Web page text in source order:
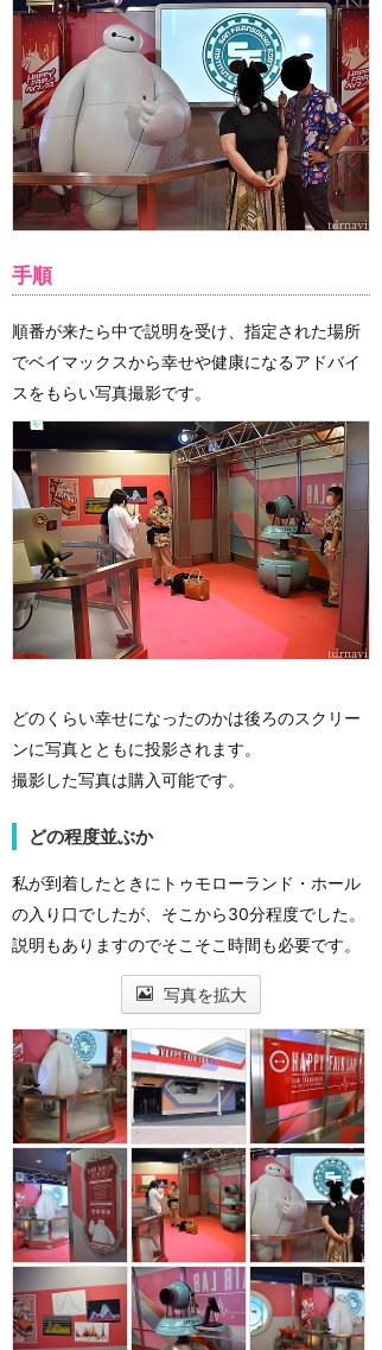
手順
順番が来たら中で説明を受け、指定された場所
でベイマックスから幸せや健康になるアドバイ
スをもらい写真撮影です。
どのくらい幸せになったのかは後ろのスクリー
ンに写真とともに投影されます。
撮影した写真は購入可能です。
どの程度並ぶか
私が到着したときにトゥモローランド・ホール
の入り口でしたが、そこから30分程度でした。
説明もありますのでそこそこ時間も必要です。
写真を拡大